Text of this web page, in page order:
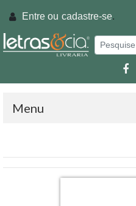
Entre ou cadastre-se.
Menu